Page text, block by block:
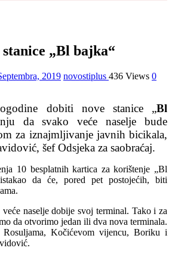
„Bl bajka“
2019 novostiplus 436 Views 0
dobiti nove stanice „Bl
da svako veće naselje bude
za iznajmljivanje javnih bicikala,
šef Odsjeka za saobraćaj.
10 besplatnih kartica za korištenje „Bl
da će, pored pet postojećih, biti
naselje dobije svoj terminal. Tako i za
da otvorimo jedan ili dva nova terminala.
Kočićevom vijencu, Boriku i